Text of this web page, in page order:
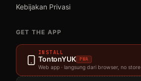
Kebijakan Privasi
GET THE APP
INSTALL
TontonYUK PWA
Web app · langsung dari browser, no store